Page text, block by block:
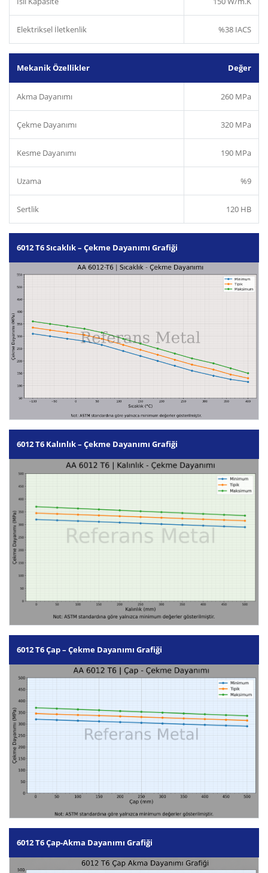
Elektriksel İletkenlik %38 IACS
Mekanik Özellikler Değer
Akma Dayanımı 260 MPa
Çekme Dayanımı 320 MPa
Kesme Dayanımı 190 MPa
Uzama %9
Sertlik 120 HB
6012 T6 Sıcaklık – Çekme Dayanımı Grafiği
6012 T6 Kalınlık – Çekme Dayanımı Grafiği
6012 T6 Çap – Çekme Dayanımı Grafiği
6012 T6 Çap-Akma Dayanımı Grafiği